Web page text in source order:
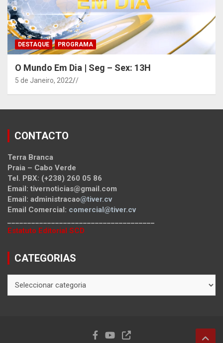
DESTAQUE PROGRAMA
O Mundo Em Dia | Seg – Sex: 13H
5 de Janeiro, 2022 /
CONTACTO
Terra Branca
Praia – Cabo Verde
Tel. PBX: (+238) 260 05 86
Email: tivernoticias@gmail.com
Email: administracao@tiver.cv
Email Comercial: comercial@tiver.cv
Estatuto Editorial SCD
CATEGORIAS